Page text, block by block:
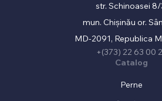
str. Schinoasei 8/
mun. Chișinău or.
MD-2091, Republica
+(373) 22 63 00
Catalog
Perne